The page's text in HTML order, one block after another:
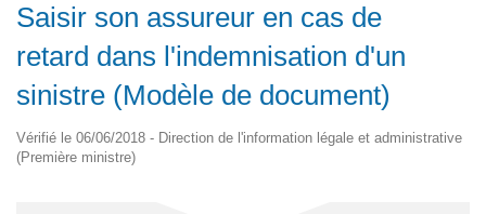
Saisir son assureur en cas de
retard dans l'indemnisation d'un
sinistre (Modèle de document)
Vérifié le 06/06/2018 - Direction de l'information légale et administrative
(Première ministre)